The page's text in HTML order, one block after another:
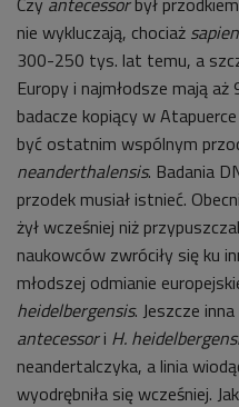
nie wykluczają, chociaż
300-250 tys. lat temu, a
Europy i najmłodsze mają
badacze kopiący w
być ostatnim wspólnym
neanderthalensis. Badania
przodek musiał istnieć.
żył wcześniej niż
naukowców zwróciły się ku
młodszej odmianie
heidelbergensis. Jeszcze
antecessori H.
neandertalczyka, a linia
wyodrębniła się wcześniej.